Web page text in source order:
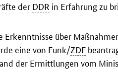
der DDR in Erfahrung zu
Erkenntnisse über
eine von Funk/ZDF
der Ermittlungen vom